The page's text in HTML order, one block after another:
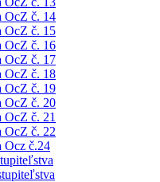
OcZ č. 14
OcZ č. 15
OcZ č. 16
OcZ č. 17
OcZ č. 18
OcZ č. 19
OcZ č. 20
OcZ č. 21
OcZ č. 22
Ocz č.24